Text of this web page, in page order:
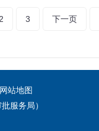
2 3 下一页
网站地图
服务局）